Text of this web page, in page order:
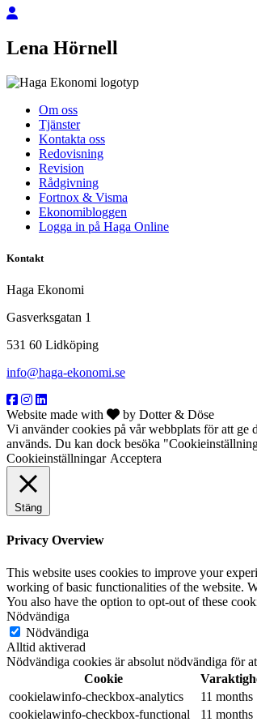
Lena Hörnell
Om oss
Tjänster
Kontakta oss
Redovisning
Revision
Rådgivning
Fortnox & Visma
Ekonomibloggen
Logga in på Haga Online
Kontakt
Haga Ekonomi
Gasverksgatan 1
531 60 Lidköping
info@haga-ekonomi.se
Website made with
by Dotter & Döse
Vi använder cookies på vår webbplats för att
används. Du kan dock besöka
Cookieinställningar Acceptera
Stäng
Privacy Overview
This website uses cookies to improve your
working of basic functionalities of the website.
You also have the option to opt-out of these
Nödvändiga
Nödvändiga
Alltid aktiverad
Nödvändiga cookies är absolut nödvändiga för
Cookie
cookielawinfo-checkbox-analytics
11 months
cookielawinfo-checkbox-functional
11 months